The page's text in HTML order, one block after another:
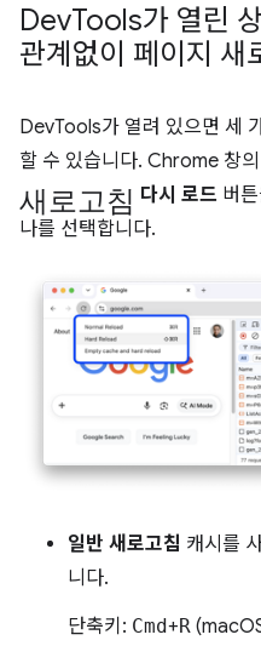
DevTools가 열린
관계없이 페이지 새
DevTools가 열려 있으면 세
할 수 있습니다. Chrome 창
새로고침 다시 로드 버
나를 선택합니다.
일반 새로고침 캐시를
니다.
단축키: Cmd+R